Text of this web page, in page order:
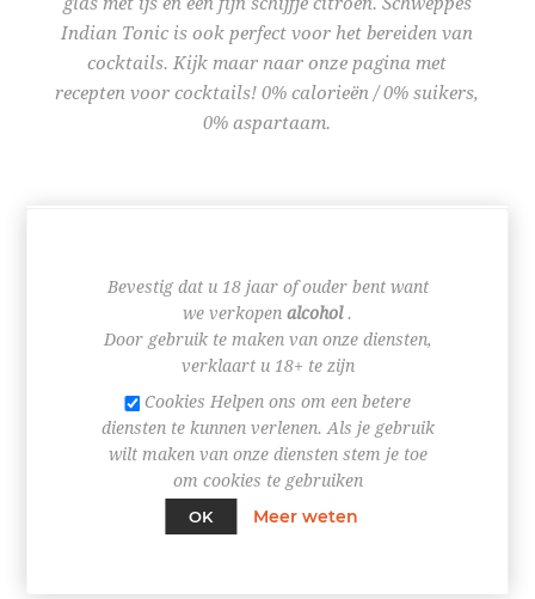
Indian Tonic is ook perfect voor het bereiden van
cocktails. Kijk maar naar onze pagina met
recepten voor cocktails! 0% calorieën / 0% suikers,
0% aspartaam.
+
BESTEL NU!
Bevestig dat u 18 jaar of ouder bent want
we verkopen alcohol.
Door gebruik te maken van onze diensten,
verklaart u 18+ te zijn
Cookies Helpen ons om een betere
diensten te kunnen verlenen. Als je gebruik
wilt maken van onze diensten stem je toe
om cookies te gebruiken
OK
Meer weten